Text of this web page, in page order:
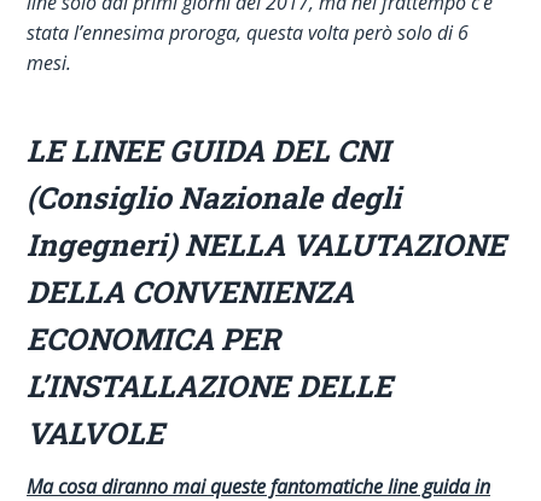
stata l’ennesima proroga, questa volta però solo di 6
mesi.
LE LINEE GUIDA DEL CNI
(Consiglio Nazionale degli
Ingegneri)NELLA VALUTAZIONE
DELLA CONVENIENZA
ECONOMICA PER
L’INSTALLAZIONE DELLE
VALVOLE
Ma cosa diranno mai queste fantomatiche line guida in